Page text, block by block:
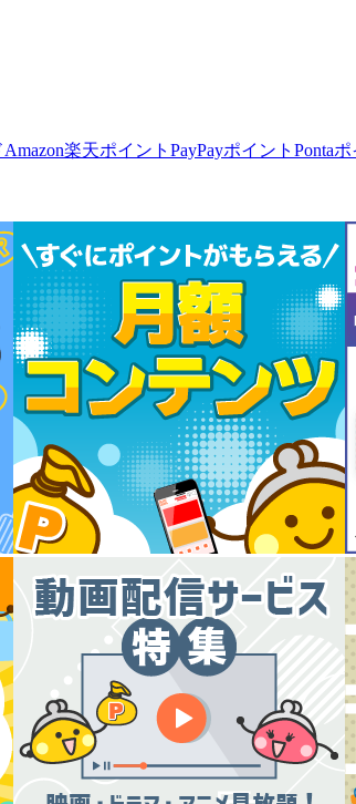
Amazon楽天ポイント PayPayポイント Pontaポ